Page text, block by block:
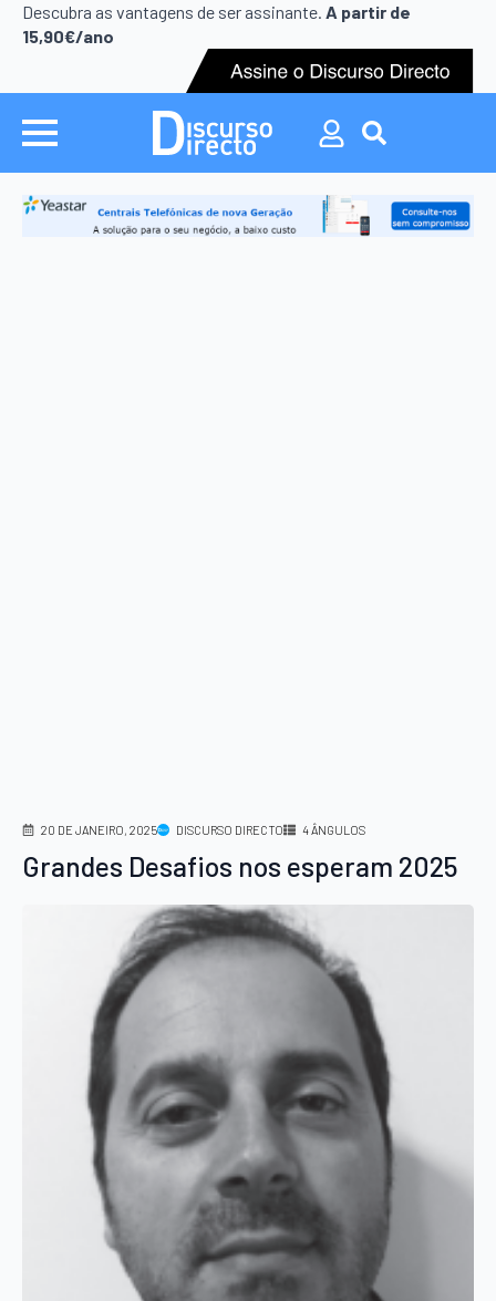
Descubra as vantagens de ser assinante. A partir de
15,90€/ano
Search
for:
Search
20 DE JANEIRO, 2025 DISCURSO DIRECTO 4 ÂNGULOS
Grandes Desafios nos esperam 2025